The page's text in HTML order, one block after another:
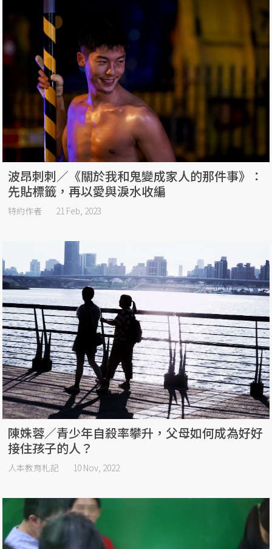
波昂刺刺／《關於我和鬼變成家人的那件事》：
先貼標籤，再以愛與淚水收編
特約作者 21 Feb, 2023
陳姝蓉／青少年自殺率攀升，父母如何成為好好
接住孩子的人？
人本教育札記 10 Nov, 2022